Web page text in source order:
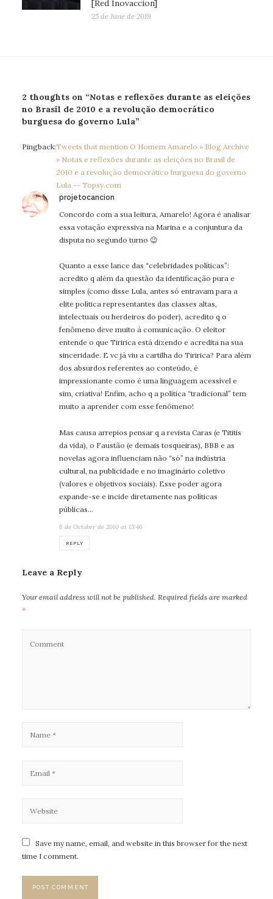
[Red Inovaccion]
25 de June de 2019
2 thoughts on “Notas e reflexões durante as eleições
no Brasil de 2010 e a revolução democrático
burguesa do governo Lula”
Pingback:Tweets that mention O Homem Amarelo » Blog Archive
» Notas e reflexões durante as eleições no Brasil de
2010 e a revolução democrático burguesa do governo
Lula -- Topsy.com
projetocancionsays:
Concordo com a sua leitura, Amarelo! Agora é analisar
essa votação expressiva na Marina e a conjuntura da
disputa no segundo turno 😉
Quanto a esse lance das “celebridades políticas”:
acredito q além da questão da identificação pura e
simples (como disse Lula, antes só entravam para a
elite política representantes das classes altas,
intelectuais ou herdeiros do poder), acredito q o
fenômeno deve muito à comunicação. O eleitor
entende o que Tiririca está dizendo e acredita na sua
sinceridade. E vc já viu a cartilha do Tiririca? Para além
dos absurdos referentes ao conteúdo, é
impressionante como é uma linguagem acessível e
sim, criativa! Enfim, acho q a política “tradicional” tem
muito a aprender com esse fenômeno!
Mas causa arrepios pensar q a revista Caras (e Tititis
da vida), o Faustão (e demais tosqueiras), BBB e as
novelas agora influenciam não “só” na indústria
cultural, na publicidade e no imaginário coletivo
(valores e objetivos sociais). Esse poder agora
expande-se e incide diretamente nas políticas
públicas…
6 de October de 2010 at 15:46
REPLY
Leave a Reply
Your email address will not be published. Required fields are marked
*
Save my name, email, and website in this browser for the next
time I comment.